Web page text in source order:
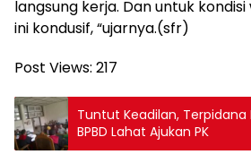
langsung kerja. Dan untuk
ini kondusif, “ujarnya.(sfr)
Post Views: 217
Tuntut Keadilan, Terpidana
BPBD Lahat Ajukan PK